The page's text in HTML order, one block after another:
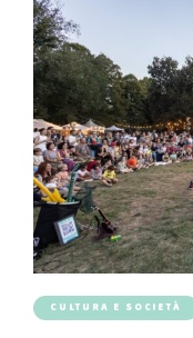
CULTURA E SOCIETÀ